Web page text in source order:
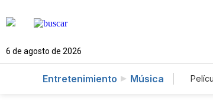
6 de agosto de 2026
Entretenimiento Música